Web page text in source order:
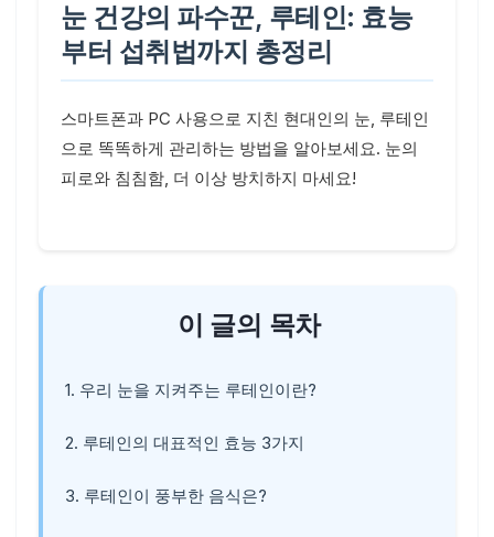
눈 건강의 파수꾼, 루테인: 효능
부터 섭취법까지 총정리
스마트폰과 PC 사용으로 지친 현대인의 눈, 루테인
으로 똑똑하게 관리하는 방법을 알아보세요. 눈의
피로와 침침함, 더 이상 방치하지 마세요!
이 글의 목차
1. 우리 눈을 지켜주는 루테인이란?
2. 루테인의 대표적인 효능 3가지
3. 루테인이 풍부한 음식은?